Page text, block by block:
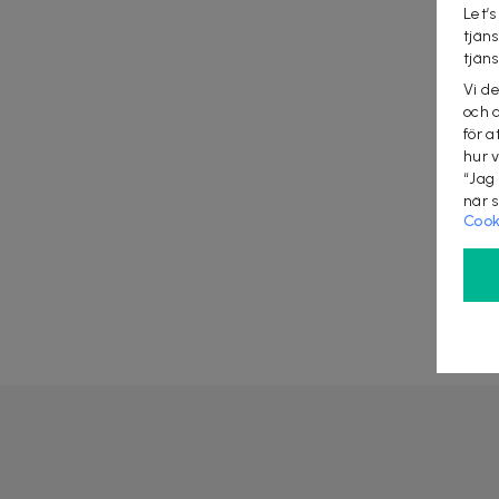
Vi
och
för
hur
när